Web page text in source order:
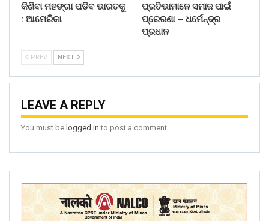
କିଣିବା ମହଙ୍ଗା ପଡିବ ଭାରତକୁ
: ଆମେରିକା
ପ୍ରତିଭାମାନେ ସମାଜ ପାଇଁ
ପ୍ରେରଣା – ଧର୍ମେନ୍ଦ୍ର
ପ୍ରଧାନ
PREV NEXT
LEAVE A REPLY
You must be logged in to post a comment.